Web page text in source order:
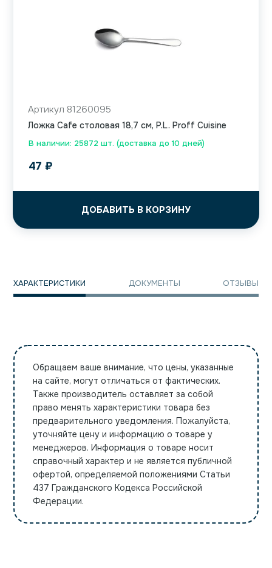
В наличии: 25872 шт. (доставка до 10 дней)
Артикул 81260095
Ложка Cafe столовая 18,7 см, P.L. Proff Cuisine
47 ₽
ДОБАВИТЬ В КОРЗИНУ
ХАРАКТЕРИСТИКИ ДОКУМЕНТЫ ОТЗЫВЫ
Обращаем ваше внимание, что цены, указанные
на сайте, могут отличаться от фактических.
Также производитель оставляет за собой
право менять характеристики товара без
предварительного уведомления. Пожалуйста,
уточняйте цену и информацию о товаре у
менеджеров. Информация о товаре носит
справочный характер и не является публичной
офертой, определяемой положениями Статьи
437 Гражданского Кодекса Российской
Федерации.